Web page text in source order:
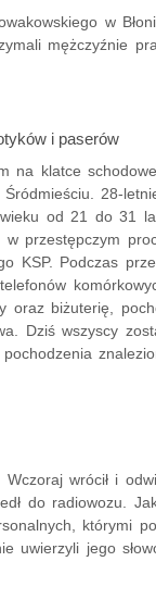
w
mężczyźnie
i paserów
na klatce
28-
od 21 do 31
przestępczym
KSP. Podczas
oraz biżuterię,
Dziś wszyscy
wrócił i
do radiowozu.
którymi
uwierzyli jego